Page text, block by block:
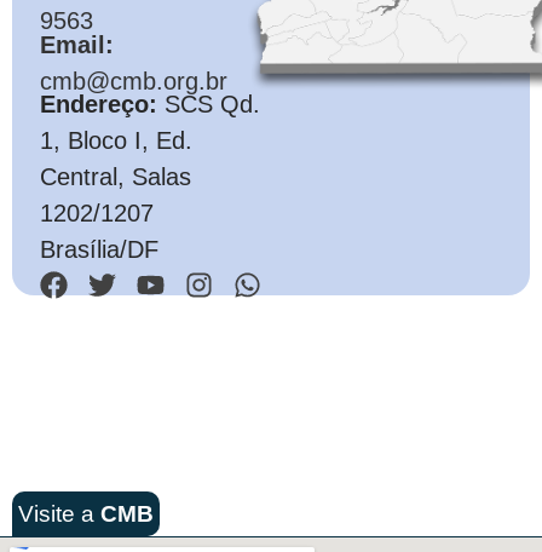
9563
Email:
cmb@cmb.org.br
Endereço: SCS Qd.
1, Bloco I, Ed.
Central, Salas
1202/1207
Brasília/DF
Visite a CMB